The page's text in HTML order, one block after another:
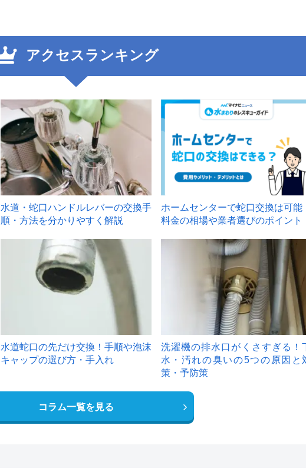
アクセスランキング
2
水道・蛇口ハンドルレバーの交換手
順・方法を分かりやすく解説
ホームセンターで蛇口交換は可能
料金の相場や業者選びのポイント
水道蛇口の先だけ交換！手順や泡沫
キャップの選び方・手入れ
洗濯機の排水口がくさすぎる！
水・汚れの臭いの5つの原因と
策・予防策
コラム一覧を見る